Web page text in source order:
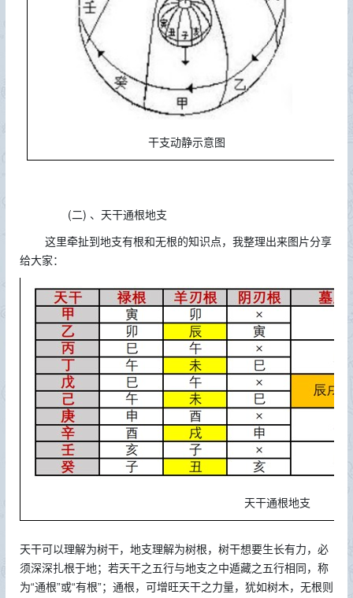
干支动静示意图
(二) 、天干通根地支
这里牵扯到地支有根和无根的知识点，我整理出来图片分享
给大家：
天干通根地支
天干可以理解为树干，地支理解为树根，树干想要生长有力，必
须深深扎根于地；若天干之五行与地支之中遁藏之五行相同，称
为“通根”或“有根”；通根，可增旺天干之力量，犹如树木，无根则